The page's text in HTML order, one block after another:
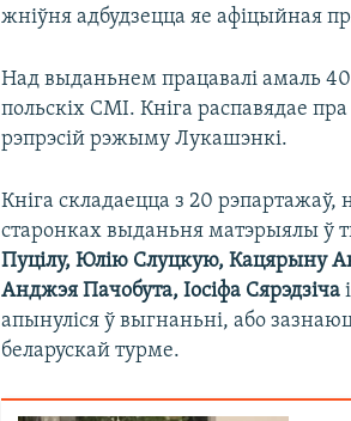
жніўня адбудзецца яе афіцыйная
Над выданьнем працавалі амаль 40
польскіх СМІ. Кніга распавядае
рэпрэсій рэжыму Лукашэнкі.
Кніга складаецца з 20 рэпартажаў,
старонках выданьня матэрыялы ў
Пуцілу, Юлію Слуцкую, Кацярыну
Анджэя Пачобута, Іосіфа Сярэдзіча
апынуліся ў выгнаньні, або
беларускай турме.